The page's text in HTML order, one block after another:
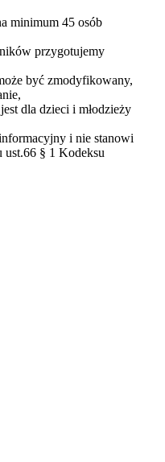
minimum 45 osób
przygotujemy
być zmodyfikowany,
dla dzieci i młodzieży
i nie stanowi
§ 1 Kodeksu